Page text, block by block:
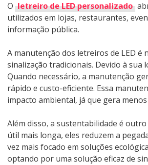
O letreiro de LED personalizado
utilizados em lojas, restaurantes,
informação pública.
A manutenção dos letreiros de LED é
sinalização tradicionais. Devido à sua
Quando necessário, a manutenção
rápido e custo-eficiente. Essa
impacto ambiental, já que gera
Além disso, a sustentabilidade é
útil mais longa, eles reduzem a
vez mais focado em soluções
optando por uma solução eficaz de